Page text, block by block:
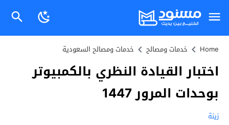
Home خدمات ومصالح خدمات ومصالح السعودية
اختبار القيادة النظري بالكمبيوتر
بوحدات المرور 1447
زينة